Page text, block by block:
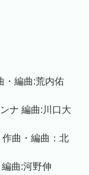
編曲:荒内佑
ナ 編曲:川口大
曲・編曲：北
曲:河野伸